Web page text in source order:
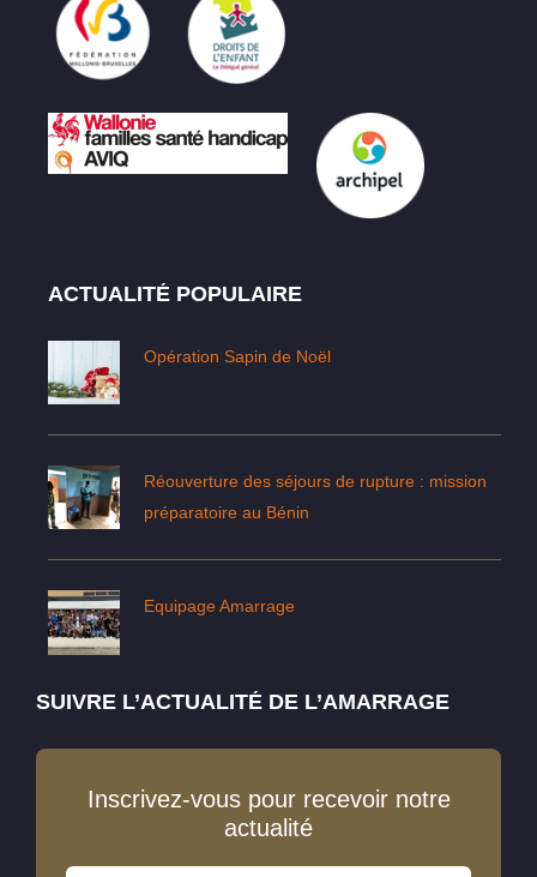
ACTUALITÉ POPULAIRE
Opération Sapin de Noël
Réouverture des séjours de rupture : mission
préparatoire au Bénin
Equipage Amarrage
SUIVRE L’ACTUALITÉ DE L’AMARRAGE
Inscrivez-vous pour recevoir notre
actualité